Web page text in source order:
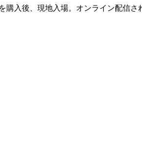
購入後、現地入場。オンライン配信さ